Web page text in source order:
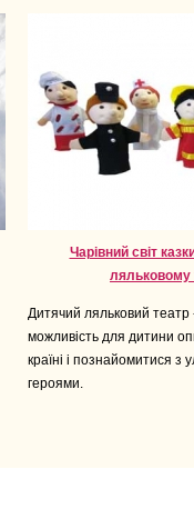
Чарівний світ
ляльковому
Дитячий ляльковий театр
можливість для дитини
країні і познайомитися з
героями.